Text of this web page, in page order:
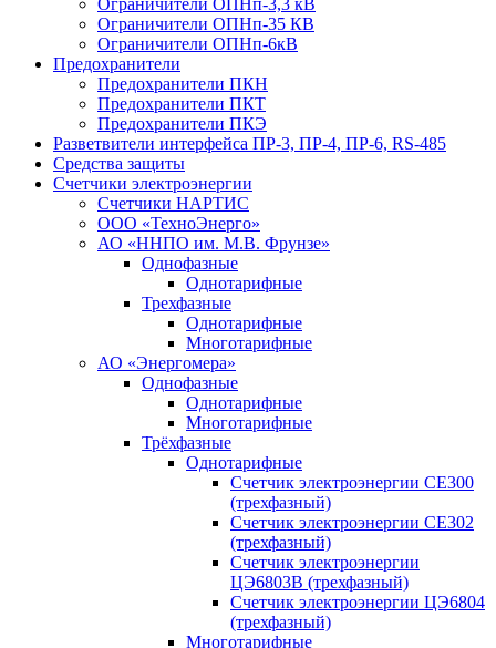
Ограничители ОПНп-3,3 кВ
Ограничители ОПНп-35 КВ
Ограничители ОПНп-6кВ
Предохранители
Предохранители ПКН
Предохранители ПКТ
Предохранители ПКЭ
Разветвители интерфейса ПР-3, ПР-4, ПР-6, RS-485
Средства защиты
Счетчики электроэнергии
Счетчики НАРТИС
ООО «ТехноЭнерго»
АО «ННПО им. М.В. Фрунзе»
Однофазные
Однотарифные
Трехфазные
Однотарифные
Многотарифные
АО «Энергомера»
Однофазные
Однотарифные
Многотарифные
Трёхфазные
Однотарифные
Счетчик электроэнергии CE300
(трехфазный)
Счетчик электроэнергии CE302
(трехфазный)
Счетчик электроэнергии
ЦЭ6803В (трехфазный)
Счетчик электроэнергии ЦЭ6804
(трехфазный)
Многотарифные